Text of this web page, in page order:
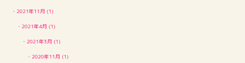
・ 2021年11月 (1)
・ 2021年4月 (1)
・ 2021年3月 (1)
・ 2020年11月 (1)